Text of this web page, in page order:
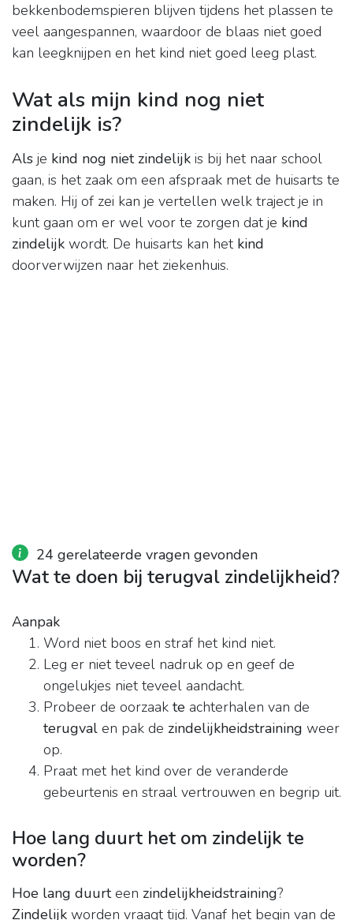
bekkenbodemspieren blijven tijdens het plassen te
veel aangespannen, waardoor de blaas niet goed
kan leegknijpen en het kind niet goed leeg plast.
Wat als mijn kind nog niet
zindelijk is?
Als je kind nog niet zindelijk is bij het naar school
gaan, is het zaak om een afspraak met de huisarts te
maken. Hij of zei kan je vertellen welk traject je in
kunt gaan om er wel voor te zorgen dat je kind
zindelijk wordt. De huisarts kan het kind
doorverwijzen naar het ziekenhuis.
24 gerelateerde vragen gevonden
Wat te doen bij terugval zindelijkheid?
Aanpak
Word niet boos en straf het kind niet.
Leg er niet teveel nadruk op en geef de
ongelukjes niet teveel aandacht.
Probeer de oorzaak te achterhalen van de
terugval en pak de zindelijkheidstraining weer
op.
Praat met het kind over de veranderde
gebeurtenis en straal vertrouwen en begrip uit.
Hoe lang duurt het om zindelijk te
worden?
Hoe lang duurteen zindelijkheidstraining?
Zindelijk worden vraagt tijd. Vanaf het begin van de